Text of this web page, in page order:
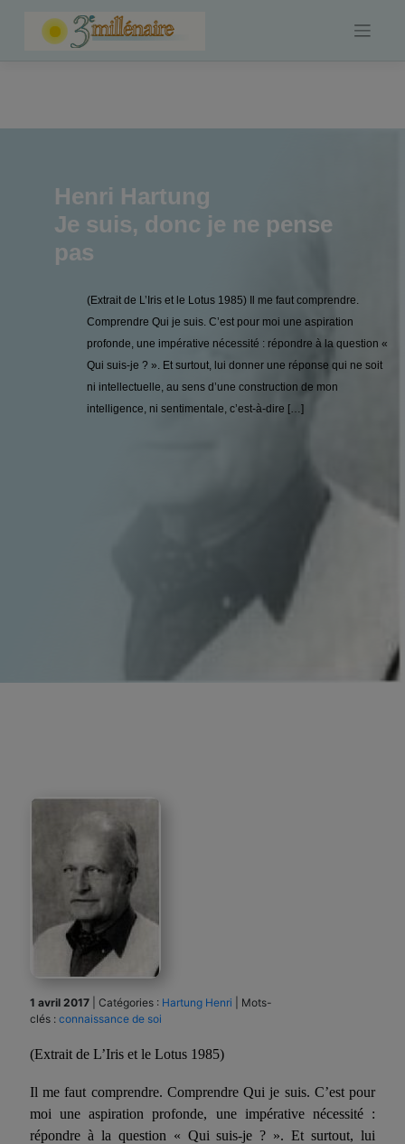
Henri Hartung
Je suis, donc je ne pense
pas
(Extrait de L’Iris et le Lotus 1985) Il me faut comprendre.
Comprendre Qui je suis. C’est pour moi une aspiration
profonde, une impérative nécessité : répondre à la question «
Qui suis-je ? ». Et surtout, lui donner une réponse qui ne soit
ni intellectuelle, au sens d’une construction de mon
intelligence, ni sentimentale, c’est-à-dire […]
1 avril 2017 Catégories : Hartung Henri
Mots-
clés : connaissance de soi
(Extrait de L’Iris et le Lotus 1985)
Il me faut comprendre. Comprendre Qui je suis. C’est pour
moi une aspiration profonde, une impérative nécessité :
répondre à la question « Qui suis-je ? ». Et surtout, lui